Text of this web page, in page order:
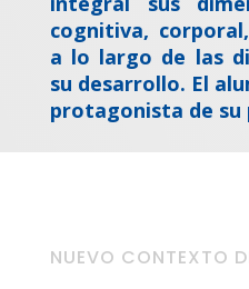
cognitiva,
a lo largo de las
su desarrollo. El
protagonista de su
NUEVO CONTEXTO